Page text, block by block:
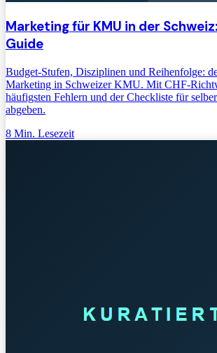
Marketing für KMU in der
Guide
Budget-Stufen, Disziplinen und Reihenfolge:
Marketing in Schweizer KMU. Mit CHF-
häufigsten Fehlern und der Checkliste für
abgeben.
8 Min. Lesezeit